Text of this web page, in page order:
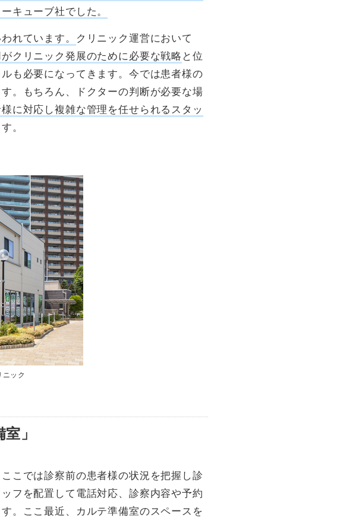
キューブ社でした。
れています。
クリニック運営において
クリニック発展のために必要な戦略 と位
も必要になってきます。今では患者様の
。もちろん、ドクターの判断が必要な場
に対応し複雑な管理を任せられるスタッ
。
ック
」
こでは診察前の患者様の状況を把握し診
フを配置して電話対応、診察内容や予約
。ここ最近、カルテ準備室のスペースを